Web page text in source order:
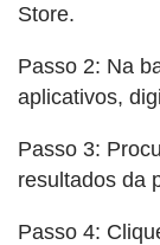
Store.
Passo 2: Na
aplicativos,
Passo 3:
resultados da
Passo 4: